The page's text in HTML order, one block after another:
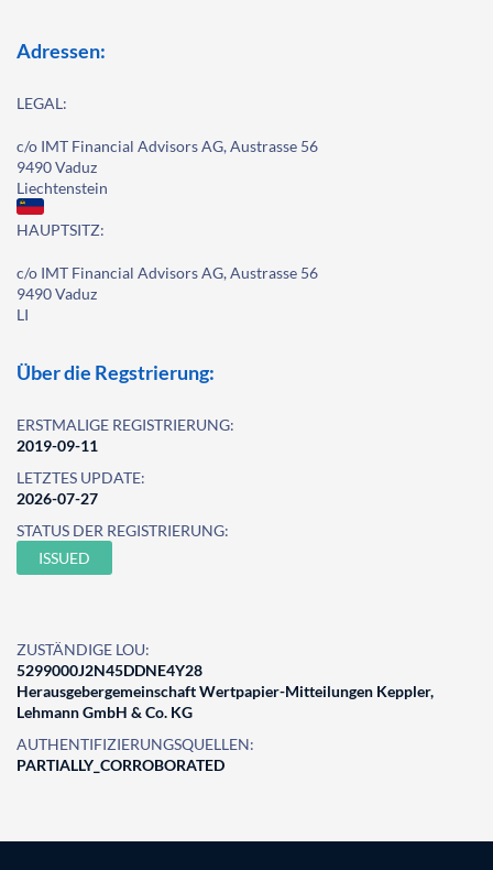
Adressen:
LEGAL:
c/o IMT Financial Advisors AG, Austrasse 56
9490 Vaduz
Liechtenstein
HAUPTSITZ:
c/o IMT Financial Advisors AG, Austrasse 56
9490 Vaduz
LI
Über die Regstrierung:
ERSTMALIGE REGISTRIERUNG:
2019-09-11
LETZTES UPDATE:
2026-07-27
STATUS DER REGISTRIERUNG:
ISSUED
ZUSTÄNDIGE LOU:
5299000J2N45DDNE4Y28
Herausgebergemeinschaft Wertpapier-Mitteilungen Keppler,
Lehmann GmbH & Co. KG
AUTHENTIFIZIERUNGSQUELLEN:
PARTIALLY_CORROBORATED